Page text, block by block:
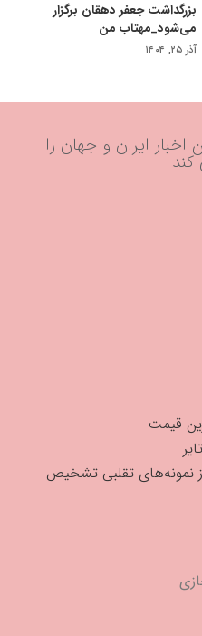
بزرگداشت جعفر دهقان برگزار
می‌شود_مهتاب من
آذر ۲۵, ۱۴۰۴
ایران و جهان را
نمونه‌های تقلبی تشخیص